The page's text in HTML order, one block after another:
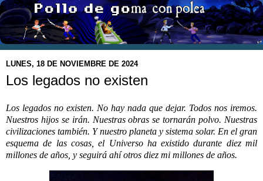
LUNES, 18 DE NOVIEMBRE DE 2024
Los legados no existen
Los legados no existen. No hay nada que dejar. Todos nos iremos.
Nuestros hijos se irán. Nuestras obras se tornarán polvo. Nuestras
civilizaciones también. Y nuestro planeta y sistema solar. En el gran
esquema de las cosas, el Universo ha existido durante diez mil
millones de años, y seguirá ahí otros diez mi millones de años.